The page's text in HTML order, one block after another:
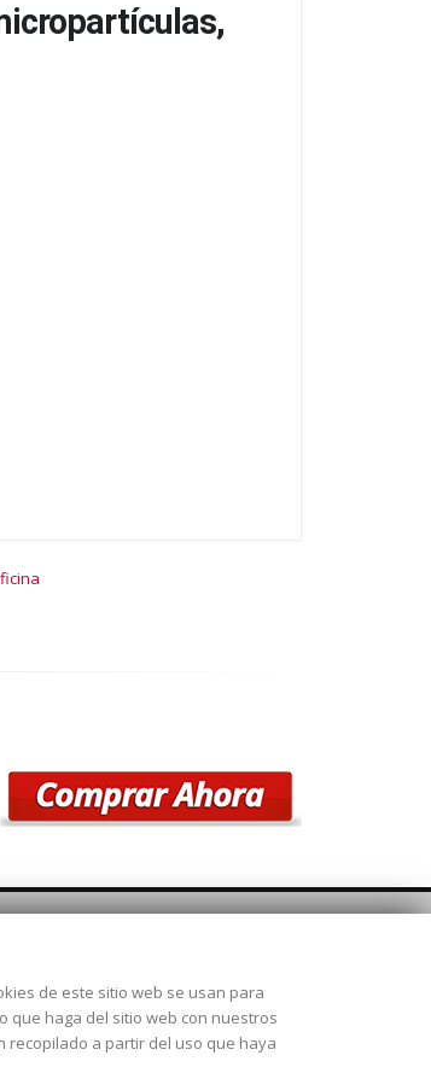
de este sitio web se usan para
que haga del sitio web con nuestros
recopilado a partir del uso que haya